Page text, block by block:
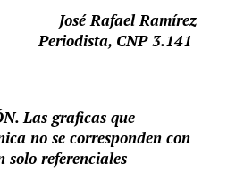
José Rafael Ramírez
Periodista, CNP 3.141
Las graficas que
no se corresponden con
solo referenciales